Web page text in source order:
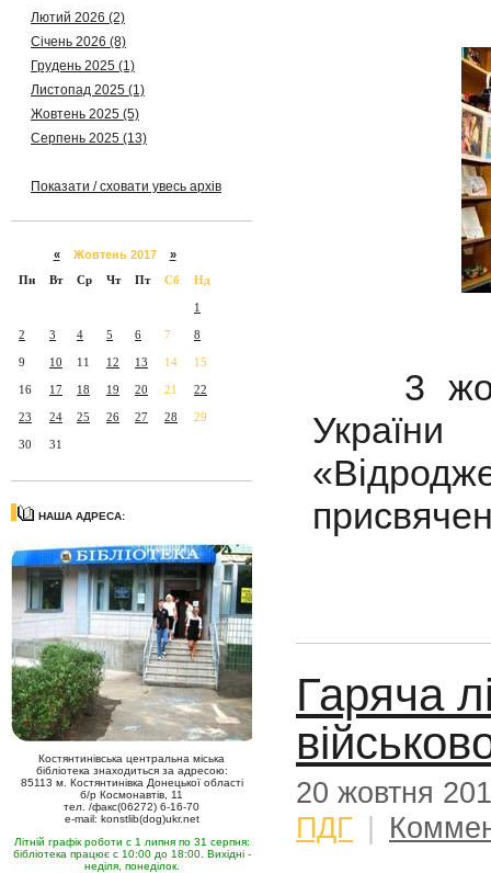
Лютий 2026 (2)
Січень 2026 (8)
Грудень 2025 (1)
Листопад 2025 (1)
Жовтень 2025 (5)
Серпень 2025 (13)
Показати / сховати увесь архів
«Жовтень 2017 »
Пн
Вт Ср Чт Пт Сб Нд
1
2 3 4 5 6 7 8
9 10 11 12 13 14 15
16 17 18 19 20 21 22
23 24 25 26 27 28 29
30 31
НАША АДРЕСА:
Костянтинівська центральна міська
бібліотека знаходиться за адресою:
85113 м. Костянтинівка Донецької області
б/р Космонавтів, 11
тел. /факс(06272) 6-16-70
e-mail: konstlib(dog)ukr.net
Літній графік роботи с 1 липня по 31 серпня:
бібліотека працює с 10:00 до 18:00. Вихідні -
неділя, понеділок.
3
Гаряча
20 жовтня
ПДГ